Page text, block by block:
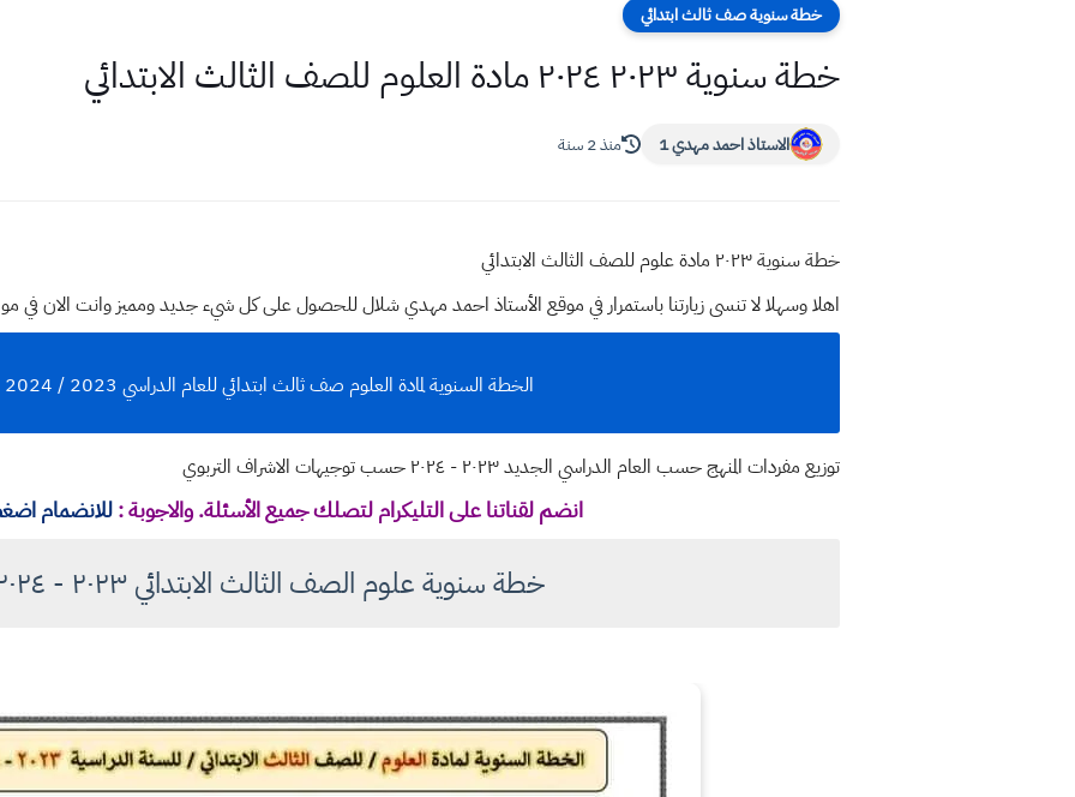
خطة سنوية صف ثالث ابتدائي
خطة سنوية ٢٠٢٣ ٢٠٢٤ مادة العلوم للصف الثالث الابتدائي
الاستاذ احمد مهدي 1 منذ 2 سنة
خطة سنوية ٢٠٢٣ مادة علوم للصف الثالث الابتدائي
اهلا وسهلالا تنسى زيارتنا باستمرار في موقع الأستاذ احمد مهدي شلال للحصول على كل شيء جديد ومميز وانت الان في
الخطة السنوية لمادة العلوم صف ثالث ابتدائي للعام الدراسي 2023 / 2024
توزيع مفردات المنهج حسب العام الدراسي الجديد ٢٠٢٣ - ٢٠٢٤ حسب توجيهات الاشراف التربوي
انضم لقناتنا على التليكرام لتصلك جميع الأسئلة. والاجوبة :للانضمام
خطة سنوية علوم الصف الثالث الابتدائي ٢٠٢٣ - ٢٠٢٤